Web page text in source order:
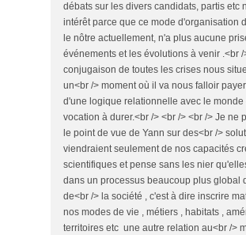
débats sur les divers candidats, partis etc
intérêt parce que ce mode d'organisation
le nôtre actuellement, n'a plus aucune
événements et les évolutions à venir .<br /
conjugaison de toutes les crises nous
un<br /> moment où il va nous falloir
d'une logique relationnelle avec le monde
vocation à durer.<br /> <br /> <br /> Je ne
le point de vue de Yann sur des<br />
viendraient seulement de nos capacités
scientifiques et pense sans les nier
dans un processus beaucoup plus global
de<br /> la société , c'est à dire inscrire
nos modes de vie , métiers , habitats ,
territoires etc une autre relation au<br />